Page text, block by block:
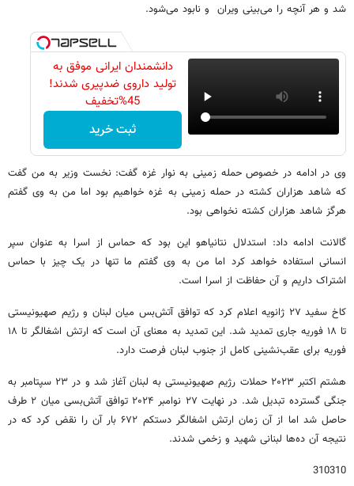
شد و هر آنچه را می‌بینی ویران و نابود می‌شود.
دانشمندان ایرانی موفق به
تولید داروی ضدپیری شدند!
45%تخفیف
ثبت خرید
وی در ادامه در خصوص حمله زمینی به نوار غزه گفت: نخست وزیر به من گفت
که شاهد هزاران کشته در حمله زمینی به غزه خواهیم بود اما من به وی گفتم
هرگز شاهد هزاران کشته نخواهی بود.
گالانت ادامه داد: استدلال نتانیاهو این بود که حماس از اسرا به عنوان سپر
انسانی استفاده خواهد کرد اما من به وی گفتم ما تنها در یک چیز با حماس
اشتراک داریم و آن حفاظت از اسرا است.
کاخ سفید ۲۷ ژانویه اعلام کرد که توافق آتش‌بس میان لبنان و رژیم صهیونیستی
تا ۱۸ فوریه جاری تمدید شد. این تمدید به معنای آن است که ارتش اشغالگر تا ۱۸
فوریه برای عقب‌نشینی کامل از جنوب لبنان فرصت دارد.
هشتم اکتبر ۲۰۲۳ حملات رژیم صهیونیستی به لبنان آغاز شد و در ۲۳ سپتامبر به
جنگی گسترده تبدیل شد. در نهایت ۲۷ نوامبر ۲۰۲۴ توافق آتش‌بسی میان ۲ طرف
حاصل شد اما از آن زمان ارتش اشغالگر دستکم ۶۷۲ بار آن را نقض کرد که در
نتیجه آن ده‌ها لبنانی شهید و زخمی شدند.
310310